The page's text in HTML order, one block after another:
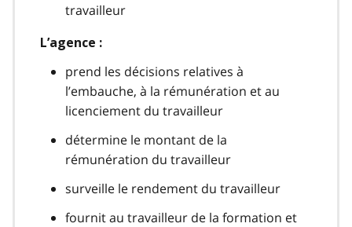
travailleur
L’agence :
prend les décisions relatives à
l’embauche, à la rémunération et au
licenciement du travailleur
détermine le montant de la
rémunération du travailleur
surveille le rendement du travailleur
fournit au travailleur de la formation et